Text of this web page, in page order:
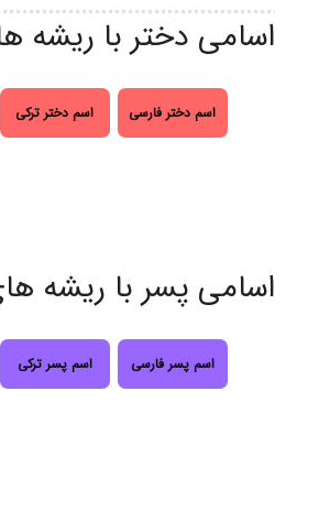
اسامی دختر با ریشه
اسم دختر فارسی اسم دختر ترکی
اسامی پسر با ریشه
اسم پسر فارسی اسم پسر ترکی